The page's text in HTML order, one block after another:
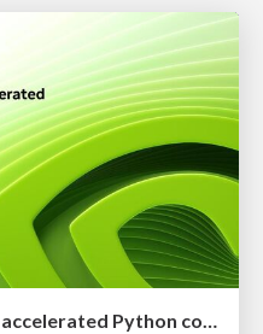
Getting science done with accelerated Python computing platforms